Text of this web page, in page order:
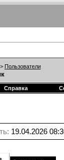
> Пользователи
Справка
19.04.2026